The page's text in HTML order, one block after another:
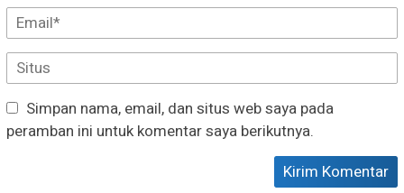
Simpan nama, email, dan situs web saya pada
peramban ini untuk komentar saya berikutnya.